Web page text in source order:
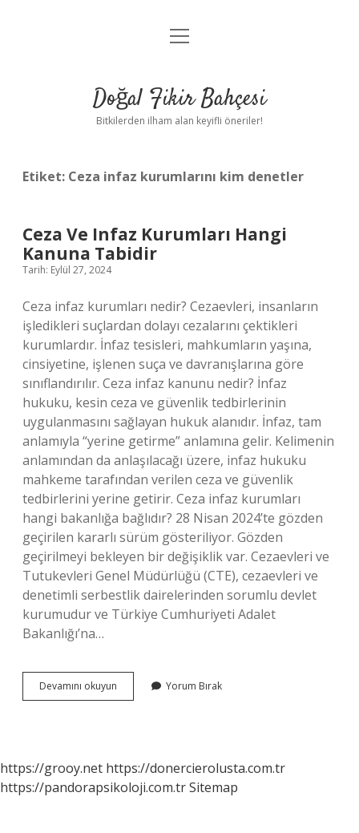
Anasayfa
Yasal Uyarı
menüyü
Doğal Fikir Bahçesi
Bitkilerden ilham alan keyifli öneriler!
Etiket: Ceza infaz kurumlarını kim denetler
Ceza Ve Infaz Kurumları Hangi
Kanuna Tabidir
Tarih: Eylül 27, 2024
Ceza infaz kurumları nedir? Cezaevleri, insanların
işledikleri suçlardan dolayı cezalarını çektikleri
kurumlardır. İnfaz tesisleri, mahkumların yaşına,
cinsiyetine, işlenen suça ve davranışlarına göre
sınıflandırılır. Ceza infaz kanunu nedir? İnfaz
hukuku, kesin ceza ve güvenlik tedbirlerinin
uygulanmasını sağlayan hukuk alanıdır. İnfaz, tam
anlamıyla “yerine getirme” anlamına gelir. Kelimenin
anlamından da anlaşılacağı üzere, infaz hukuku
mahkeme tarafından verilen ceza ve güvenlik
tedbirlerini yerine getirir. Ceza infaz kurumları
hangi bakanlığa bağlıdır? 28 Nisan 2024’te gözden
geçirilen kararlı sürüm gösteriliyor. Gözden
geçirilmeyi bekleyen bir değişiklik var. Cezaevleri ve
Tutukevleri Genel Müdürlüğü (CTE), cezaevleri ve
denetimli serbestlik dairelerinden sorumlu devlet
kurumudur ve Türkiye Cumhuriyeti Adalet
Bakanlığı’na…
Devamını okuyun
Ve
Tabidir
Yorum Bırak
https://grooy.net https://donercierolusta.com.tr
https://pandorapsikoloji.com.trSitemap